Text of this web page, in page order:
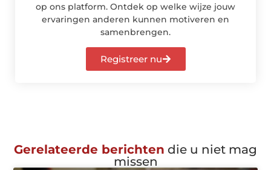
op ons platform. Ontdek op welke wijze jouw
ervaringen anderen kunnen motiveren en
samenbrengen.
Registreer nu
Gerelateerde berichten die u niet mag
missen